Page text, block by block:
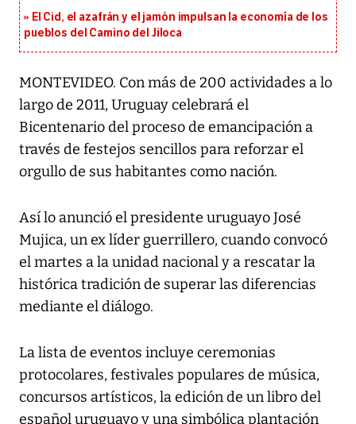
El Cid, el azafrán y el jamón impulsan la economía de los
pueblos del Camino del Jiloca
MONTEVIDEO. Con más de 200 actividades a lo
largo de 2011, Uruguay celebrará el
Bicentenario del proceso de emancipación a
través de festejos sencillos para reforzar el
orgullo de sus habitantes como nación.
Así lo anunció el presidente uruguayo José
Mujica, un ex líder guerrillero, cuando convocó
el martes a la unidad nacional y a rescatar la
histórica tradición de superar las diferencias
mediante el diálogo.
La lista de eventos incluye ceremonias
protocolares, festivales populares de música,
concursos artísticos, la edición de un libro del
español uruguayo y una simbólica plantación